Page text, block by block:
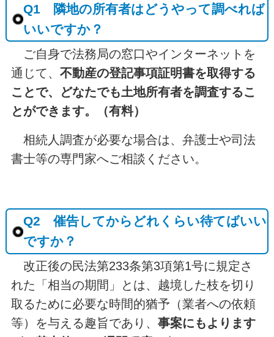
Q1 隣地の所有者はどうやって調べれば
いいですか？
ご自身で法務局の窓口やインターネットを
通じて、 不動産の登記事項証明書を取得する
ことで、どなたでも土地所有者を調査するこ
とができます。（有料）
相続人調査が必要な場合は、弁護士や司法
書士等の専門家へご相談ください。
Q2 催告してからどれくらい待てばいい
ですか？
改正後の民法第233条第3項第1号に規定さ
れた「相当の期間」とは、越境した枝を切り
取るために必要な時間的猶予（業者への依頼
等）を与える趣旨であり、 事案にもよります